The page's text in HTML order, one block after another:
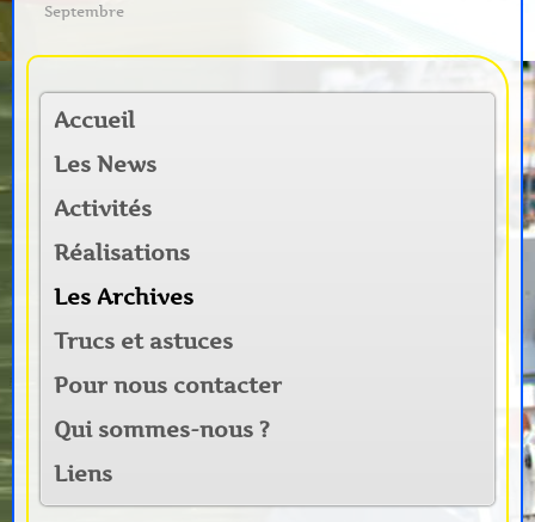
Septembre
Accueil
Les News
Activités
Réalisations
Les Archives
Trucs et astuces
Pour nous contacter
Qui sommes-nous ?
Liens